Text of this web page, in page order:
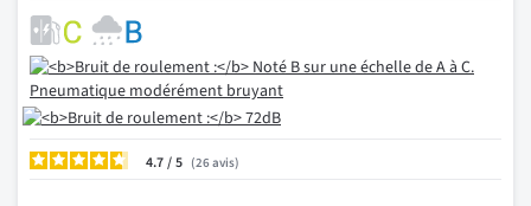
4.7/ 26avis